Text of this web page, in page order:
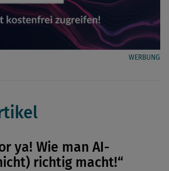
WERBUNG
ya! Wie man AI-
richtig macht!“